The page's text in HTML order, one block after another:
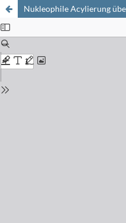
Nukleophile Acylierung